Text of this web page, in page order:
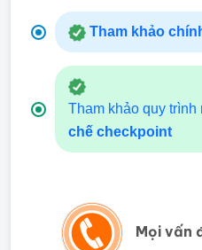
Tham khảo
Tham khảo quy trình
chế checkpoint
Mọi vấn